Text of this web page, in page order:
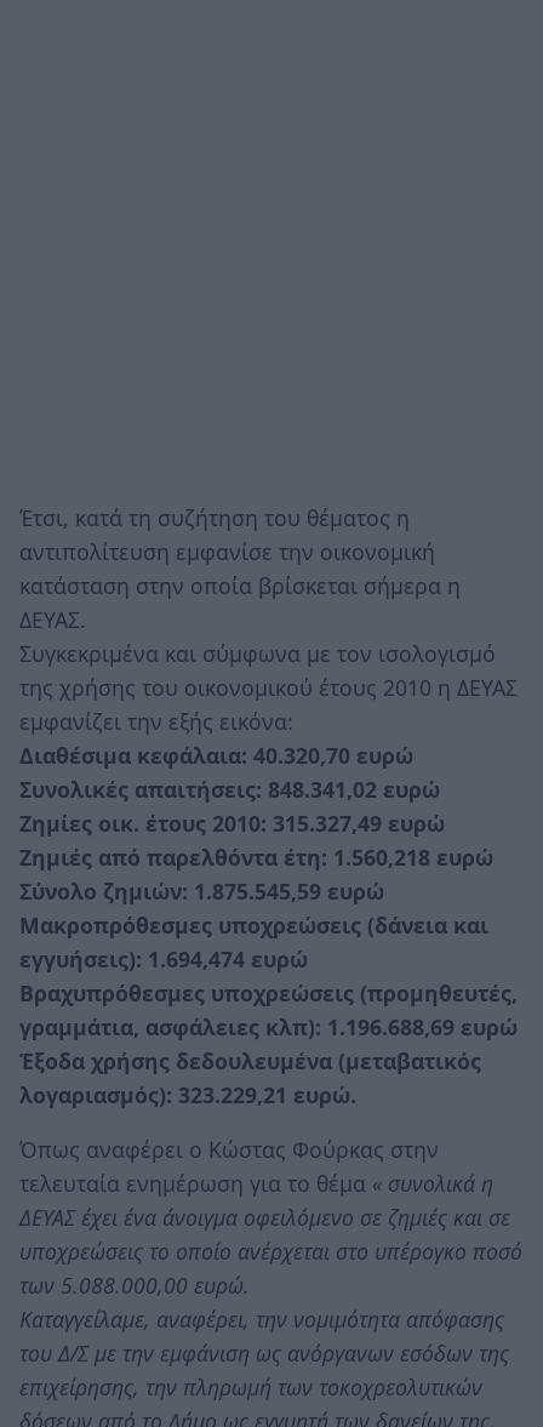
Έτσι, κατά τη συζήτηση του θέματος η
αντιπολίτευση εμφανίσε την οικονομική
κατάσταση στην οποία βρίσκεται σήμερα η
ΔΕΥΑΣ.
Συγκεκριμένα και σύμφωνα με τον ισολογισμό
της χρήσης του οικονομικού έτους 2010 η ΔΕΥΑΣ
εμφανίζει την εξής εικόνα:
Διαθέσιμα κεφάλαια: 40.320,70 ευρώ
Συνολικές απαιτήσεις: 848.341,02 ευρώ
Ζημίες οικ. έτους 2010: 315.327,49 ευρώ
Ζημιές από παρελθόντα έτη: 1.560,218 ευρώ
Σύνολο ζημιών: 1.875.545,59 ευρώ
Μακροπρόθεσμες υποχρεώσεις (δάνεια και
εγγυήσεις): 1.694,474 ευρώ
Βραχυπρόθεσμες υποχρεώσεις (προμηθευτές,
γραμμάτια, ασφάλειες κλπ): 1.196.688,69 ευρώ
Έξοδα χρήσης δεδουλευμένα (μεταβατικός
λογαριασμός): 323.229,21 ευρώ.
Όπως αναφέρει ο Κώστας Φούρκας στην
τελευταία ενημέρωση για το θέμα « συνολικά η
ΔΕΥΑΣ έχει ένα άνοιγμα οφειλόμενο σε ζημιές και σε
υποχρεώσεις το οποίο ανέρχεται στο υπέρογκο ποσό
των 5.088.000,00 ευρώ.
Καταγγείλαμε, αναφέρει, την νομιμότητα απόφασης
του Δ/Σ με την εμφάνιση ως ανόργανων εσόδων της
επιχείρησης, την πληρωμή των τοκοχρεολυτικών
δόσεων από το Δήμο ως εγγυητή των δανείων της,